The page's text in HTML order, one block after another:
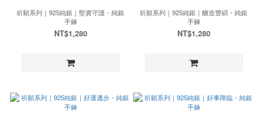
祈願系列｜925純銀｜堅實守護・純銀
手鍊
NT$1,280
祈願系列｜925純銀｜釀造豐碩・純銀
手鍊
NT$1,280